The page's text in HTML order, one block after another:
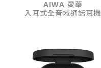
AIWA 愛華
入耳式全音域通話耳機